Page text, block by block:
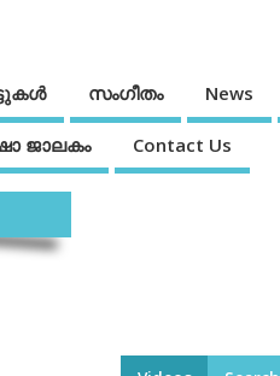
സംഗീതം News
ജാലകം Contact Us